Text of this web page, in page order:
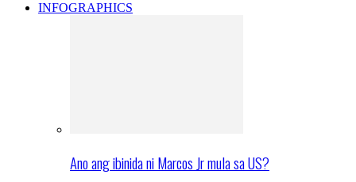
INFOGRAPHICS
Ano ang ibinida ni Marcos Jr mula sa US?